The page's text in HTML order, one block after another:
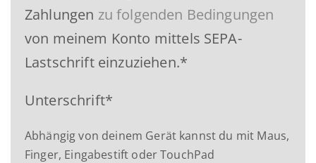
Zahlungen zu folgenden Bedingungen
von meinem Konto mittels SEPA-
Lastschrift einzuziehen.*
Unterschrift*
Abhängig von deinem Gerät kannst du mit Maus,
Finger, Eingabestift oder TouchPad